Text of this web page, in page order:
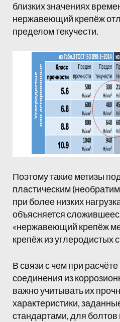
близких значениях
нержавеющий крепёж
пределом текучести.
Поэтому такие метизы
пластическим
при более низких
объясняется
«нержавеющий крепёж
крепёж из углеродистых
В связи с чем при
соединения из
важно учитывать их
характеристики,
стандартами, для болтов